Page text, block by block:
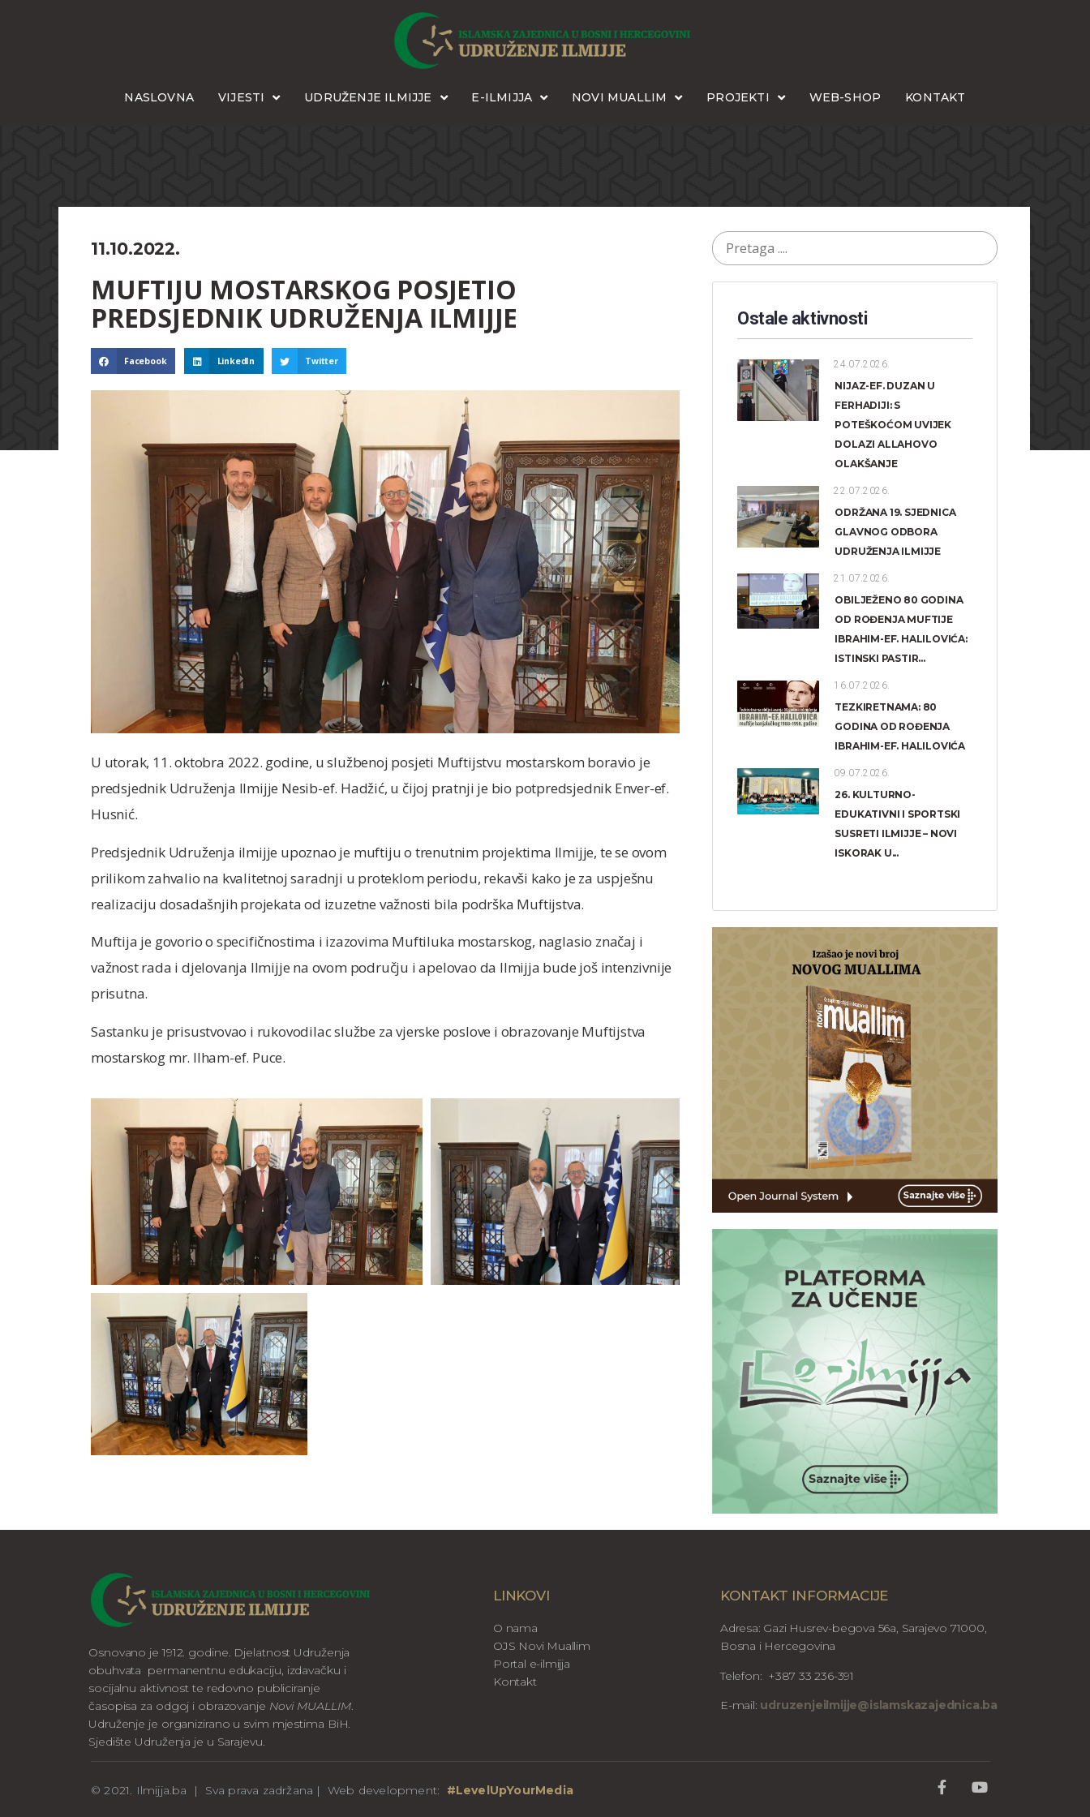
NASLOVNA VIJESTI UDRUŽENJE ILMIJJE E-ILMIJJA NOVI MUALLIM PROJEKTI WEB-SHOP KONTAKT
11.10.2022.
MUFTIJU MOSTARSKOG POSJETIO
PREDSJEDNIK UDRUŽENJA ILMIJJE
Facebook LinkedIn Twitter
U utorak, 11. oktobra 2022. godine, u službenoj posjeti Muftijstvu mostarskom boravio je
predsjednik Udruženja Ilmijje Nesib-ef. Hadžić, u čijoj pratnji je bio potpredsjednik Enver-ef.
Husnić.
Predsjednik Udruženja ilmijje upoznao je muftiju o trenutnim projektima Ilmijje, te se ovom
prilikom zahvalio na kvalitetnoj saradnji u proteklom periodu, rekavši kako je za uspješnu
realizaciju dosadašnjih projekata od izuzetne važnosti bila podrška Muftijstva.
Muftija je govorio o specifičnostima i izazovima Muftiluka mostarskog, naglasio značaj i
važnost rada i djelovanja Ilmijje na ovom području i apelovao da Ilmijja bude još intenzivnije
prisutna.
Sastanku je prisustvovao i rukovodilac službe za vjerske poslove i obrazovanje Muftijstva
mostarskog mr. Ilham-ef. Puce.
Ostale aktivnosti
24.07.2026.
NIJAZ-EF. DUZAN U
FERHADIJI: S
POTEŠKOĆOM UVIJEK
DOLAZI ALLAHOVO
OLAKŠANJE
22.07.2026.
ODRŽANA 19. SJEDNICA
GLAVNOG ODBORA
UDRUŽENJA ILMIJJE
21.07.2026.
OBILJEŽENO 80 GODINA
OD ROĐENJA MUFTIJE
IBRAHIM-EF. HALILOVIĆA:
ISTINSKI PASTIR...
16.07.2026.
TEZKIRETNAMA: 80
GODINA OD ROĐENJA
IBRAHIM-EF. HALILOVIĆA
09.07.2026.
26. KULTURNO-
EDUKATIVNI I SPORTSKI
SUSRETI ILMIJJE – NOVI
ISKORAK U...
Osnovano je 1912. godine. Djelatnost Udruženja
obuhvata permanentnu edukaciju, izdavačku i
socijalnu aktivnost te redovno publiciranje
časopisa za odgoj i obrazovanje Novi MUALLIM.
Udruženje je organizirano u svim mjestima BiH.
Sjedište Udruženja je u Sarajevu.
LINKOVI
O nama
OJS Novi Muallim
Portal e-ilmijja
Kontakt
KONTAKT INFORMACIJE
Adresa: Gazi Husrev-begova 56a, Sarajevo 71000,
Bosna i Hercegovina
Telefon: +387 33 236-391
E-mail: udruzenjeilmijje@islamskazajednica.ba
© 2021. Ilmijja.ba | Sva prava zadržana | Web development: #LevelUpYourMedia